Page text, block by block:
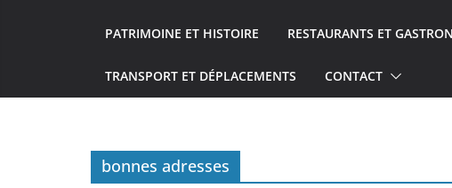
PATRIMOINE ET HISTOIRE RESTAURANTS ET
TRANSPORT ET DÉPLACEMENTS CONTACT
bonnes adresses